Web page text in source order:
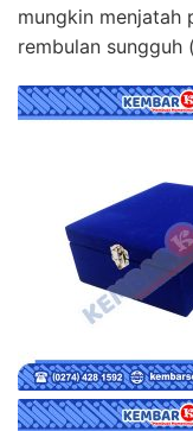
mungkin menjatah
rembulan sungguh